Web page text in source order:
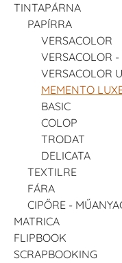
TINTAPÁRNA
PAPÍRRA
VERSACOLOR
VERSACOLOR -
VERSACOLOR
MEMENTO
BASIC
COLOP
TRODAT
DELICATA
TEXTILRE
FÁRA
CIPŐRE -
MATRICA
FLIPBOOK
SCRAPBOOKING